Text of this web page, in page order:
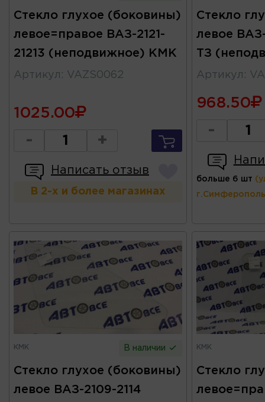
Стекло глухое (боковины)
левое=правое ВАЗ-2121-
21213 (неподвижное) КМК
Артикул : VAZS0062
1025.00
- +
Написать отзыв
В 2-х и более магазинах
Стекло
левое
ТЗ
Артикул :
968.50
-
больше 6 шт
КМК В наличии
Стекло глухое (боковины)
левое ВАЗ-2109-2114
КМК
Стекло